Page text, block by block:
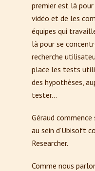
premier est là pour
vidéo et de les
équipes qui
là pour se
recherche
place les tests
des hypothèses,
tester…
Géraud
au sein d’Ubisoft
Researcher.
Comme nous